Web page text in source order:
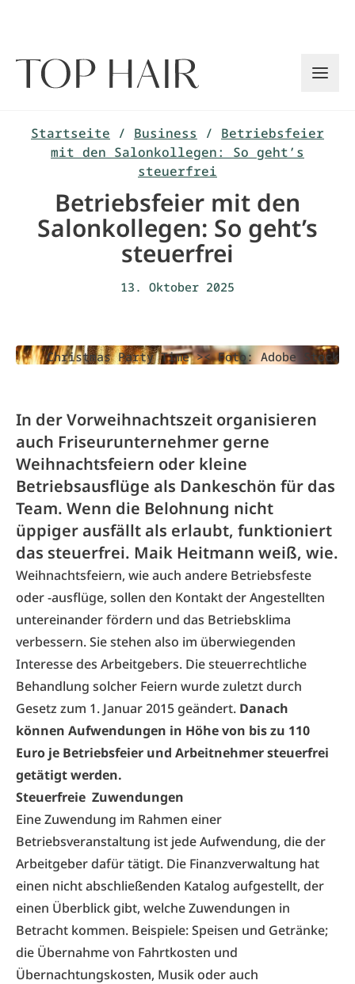
Startseite / Business / Betriebsfeier
mit den Salonkollegen: So geht’s
steuerfrei
Betriebsfeier mit den
Salonkollegen: So geht’s
steuerfrei
13. Oktober 2025
Christmas Party Time >< Foto: Adobe Stock
In der Vorweihnachtszeit organisieren
auch Friseurunternehmer gerne
Weihnachtsfeiern oder kleine
Betriebsausflüge als Dankeschön für das
Team. Wenn die Belohnung nicht
üppiger ausfällt als erlaubt, funktioniert
das steuerfrei. Maik Heitmann weiß, wie.
Weihnachtsfeiern, wie auch andere Betriebsfeste
oder -ausflüge, sollen den Kontakt der Angestellten
untereinander fördern und das Betriebsklima
verbessern. Sie stehen also im überwiegenden
Interesse des Arbeitgebers. Die steuerrechtliche
Behandlung solcher Feiern wurde zuletzt durch
Gesetz zum 1. Januar 2015 geändert. Danach
können Aufwendungen in Höhe von bis zu 110
Euro je Betriebsfeier und Arbeitnehmer steuerfrei
getätigt werden.
Steuerfreie Zuwendungen
Eine Zuwendung im Rahmen einer
Betriebsveranstaltung ist jede Aufwendung, die der
Arbeitgeber dafür tätigt. Die Finanzverwaltung hat
einen nicht abschließenden Katalog aufgestellt, der
einen Überblick gibt, welche Zuwendungen in
Betracht kommen. Beispiele: Speisen und Getränke;
die Übernahme von Fahrtkosten und
Übernachtungskosten, Musik oder auch